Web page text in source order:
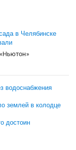
в Челябинске
водоснабжения
землей в колодце
достоин